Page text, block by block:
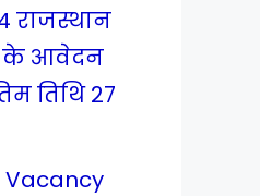
राजस्थान
के आवेदन
तिथि 27
Vacancy